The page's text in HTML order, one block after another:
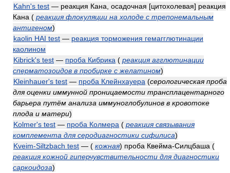
Kahn's test — реакция Кана, осадочная [цитохолевая] реакция
Кана ( реакция флокуляции на холоде с трепонемальным
антигеном)
kaolin HAI test — реакция торможения гемагглютинации
каолином
Kibrick's test — проба Кибрика ( реакция агглютинации
сперматозоидов в пробирке с желатином)
Kleinhauer's test — проба Клейнхауера (серологическая проба
для оценки иммунной проницаемости трансплацентарного
барьера путём анализа иммуноглобулинов в кровотоке
плода и матери)
Kolmer's test — проба Колмера ( реакция связывания
комплемента для серодиагностики сифилиса)
Kveim-Siltzbach test — ( кожная) проба Квейма-Силцбаша (
реакция кожной гиперчувствительности для диагностики
саркоидоза)